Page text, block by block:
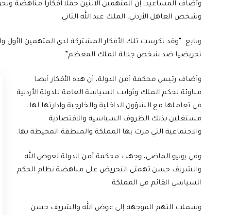
وأضاف المساعيد، إن المتهمين الاثنين حملا أفكارا مناهضة
وشخص العاهل الأردني، الملك عبد الله الثاني.
وتابع: “وقد تكرست تلك الأفكار المشتركة لدى المتهمين الأول
تحريضيا ضد شخص جلالة الملك المعظم”.
وأضاف رئيس محكمة أمن الدولة، أن هذه الأفكار أيضا
مناوئة لحكم الملك وثوابت السياسة العامة للدولة الأردنية
في تعاملها مع الشؤون الداخلية والخارجية وإدارتها لها،
مستغلين بذلك الظروف السياسية والاقتصادية
والاجتماعية التي مرت بها المملكة والمنطقة المحيطة بها.
وفي يونيو الماضي، وجهت محكمة أمن الدولة لعوض الله
والشريف حسن تهمتي التحريض على مناهضة نظام الحكم
السياسي القائم في المملكة.
وشملت التهم الموجهة إلى عوض الله والشريف حسن